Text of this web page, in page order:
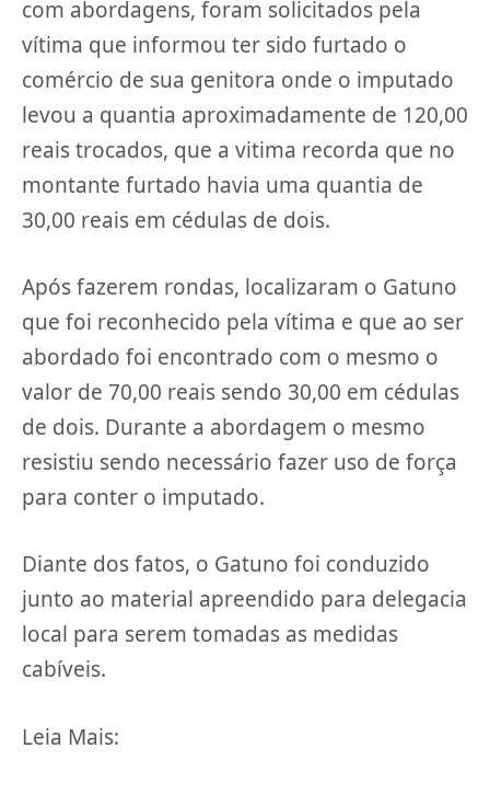
com abordagens, foram solicitados pela
vítima que informou ter sido furtado o
comércio de sua genitora onde o imputado
levou a quantia aproximadamente de 120,00
reais trocados, que a vitima recorda que no
montante furtado havia uma quantia de
30,00 reais em cédulas de dois.
Após fazerem rondas, localizaram o Gatuno
que foi reconhecido pela vítima e que ao ser
abordado foi encontrado com o mesmo o
valor de 70,00 reais sendo 30,00 em cédulas
de dois. Durante a abordagem o mesmo
resistiu sendo necessário fazer uso de força
para conter o imputado.
Diante dos fatos, o Gatuno foi conduzido
junto ao material apreendido para delegacia
local para serem tomadas as medidas
cabíveis.
Leia Mais: